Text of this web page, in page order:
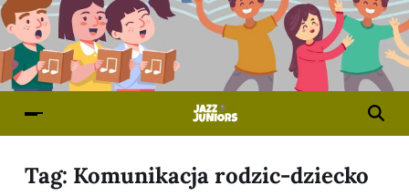
Tag: Komunikacja rodzic-dziecko